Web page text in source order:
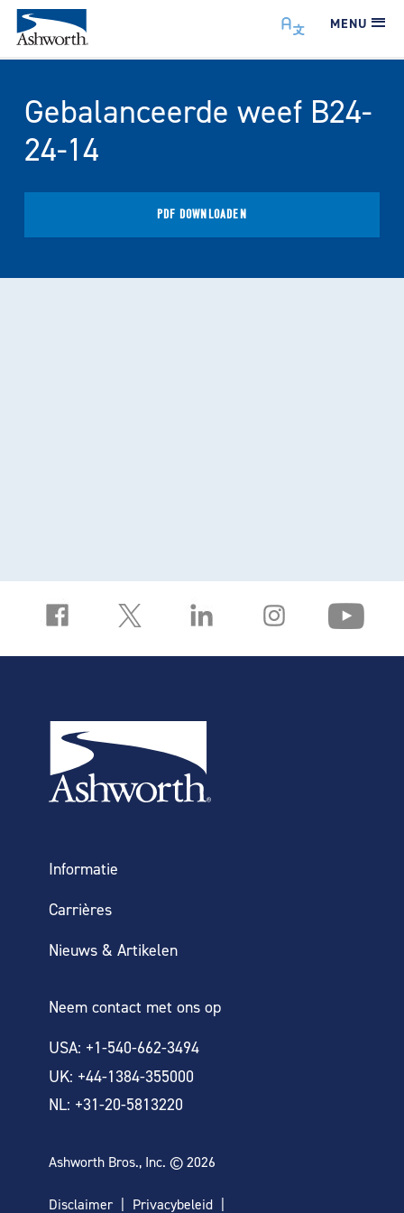
MENU
Gebalanceerde weef B24-
24-14
PDF DOWNLOADEN
Informatie
Carrières
Nieuws & Artikelen
Neem contact met ons op
USA: +1-540-662-3494
UK: +44-1384-355000
NL: +31-20-5813220
Ashworth Bros., Inc. © 2026
Disclaimer Privacybeleid